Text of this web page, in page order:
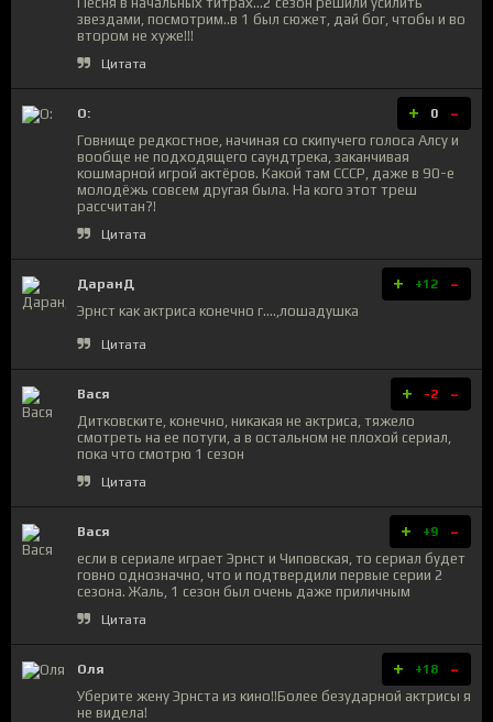
звездами, посмотрим..в 1 был сюжет, дай бог, чтобы и во
втором не хуже!!!
Цитата
O: + 0 -
Говнище редкостное, начиная со скипучего голоса Алсy и
вообще не подходящего саундтрека, заканчивая
кошмарной игрой актёров. Какой там СССР, даже в 90-е
молодёжь совсем другая была. На кого этот треш
рассчитан?!
Цитата
ДаранД + +12 -
Эрнст как актриса конечно г....,лошадушка
Цитата
Вася + -2 -
Дитковските, конечно, никакая не актриса, тяжело
смотреть на ее потуги, а в остальном не плохой сериал,
пока что смотрю 1 сезон
Цитата
Вася + +9 -
если в сериале играет Эрнст и Чиповская, то сериал будет
говно однозначно, что и подтвердили первые серии 2
сезона. Жаль, 1 сезон был очень даже приличным
Цитата
Оля + +18 -
Уберите жену Эрнста из кино!!Более безударной актрисы я
не видела!